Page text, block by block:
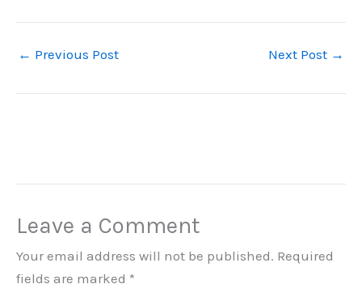
← Previous Post Next Post →
Leave a Comment
Your email address will not be published. Required
fields are marked *